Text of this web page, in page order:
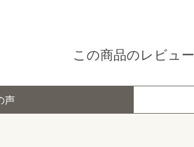
この商品のレビュー
声